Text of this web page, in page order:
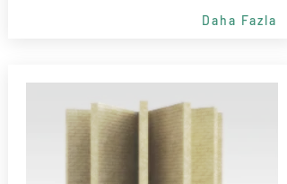
Daha Fazla